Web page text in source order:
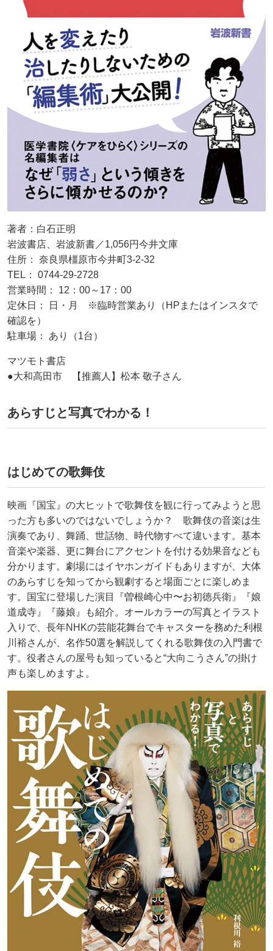
著者：白石正明
岩波書店、岩波新書／1,056円今井文庫
住所： 奈良県橿原市今井町3-2-32
TEL： 0744-29-2728
営業時間： 12：00～17：00
定休日： 日・月 ※​臨時営業あり（HPまたはインスタで
確認​を）
駐車場： あり（1台）
マツモト書店
●大和高田市 【推薦人】松本 敬子さん
あらすじと写真でわかる！
はじめての歌舞伎
映画『国宝』の大ヒットで歌舞伎を観に行ってみようと思
った方も多いのではないでしょうか？ 歌舞伎の音楽は生
演奏であり、舞踊、世話物、時代物すべて違います。基本
音楽や楽器、更に舞台にアクセントを付ける効果音なども
分かります。劇場にはイヤホンガイドもありますが、大体
のあらすじを知ってから観劇すると場面ごとに楽しめま
す。国宝に登場した演目『曽根崎心中〜お初徳兵衛』『娘
道成寺』『藤娘』も紹介。オールカラーの写真とイラスト
入りで、長年NHKの芸能花舞台でキャスターを務めた利根
川裕さんが、名作50選を解説してくれる歌舞伎の入門書で
す。役者さんの屋号も知っていると“大向こうさん”の掛け
声も楽しめますよ。